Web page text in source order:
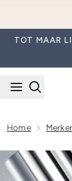
TOT MAAR
Home